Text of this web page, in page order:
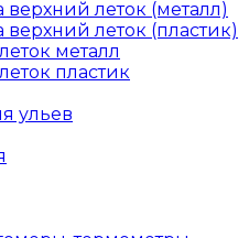
леток (металл)
леток (пластик)
металл
пластик
ульев